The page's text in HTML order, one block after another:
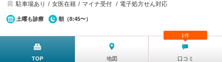
駐車場あり
女医在籍 マイナ受付 電子処方せん対応
土曜も診療 朝（8:45〜）
TOP 地図 口コミ
1件